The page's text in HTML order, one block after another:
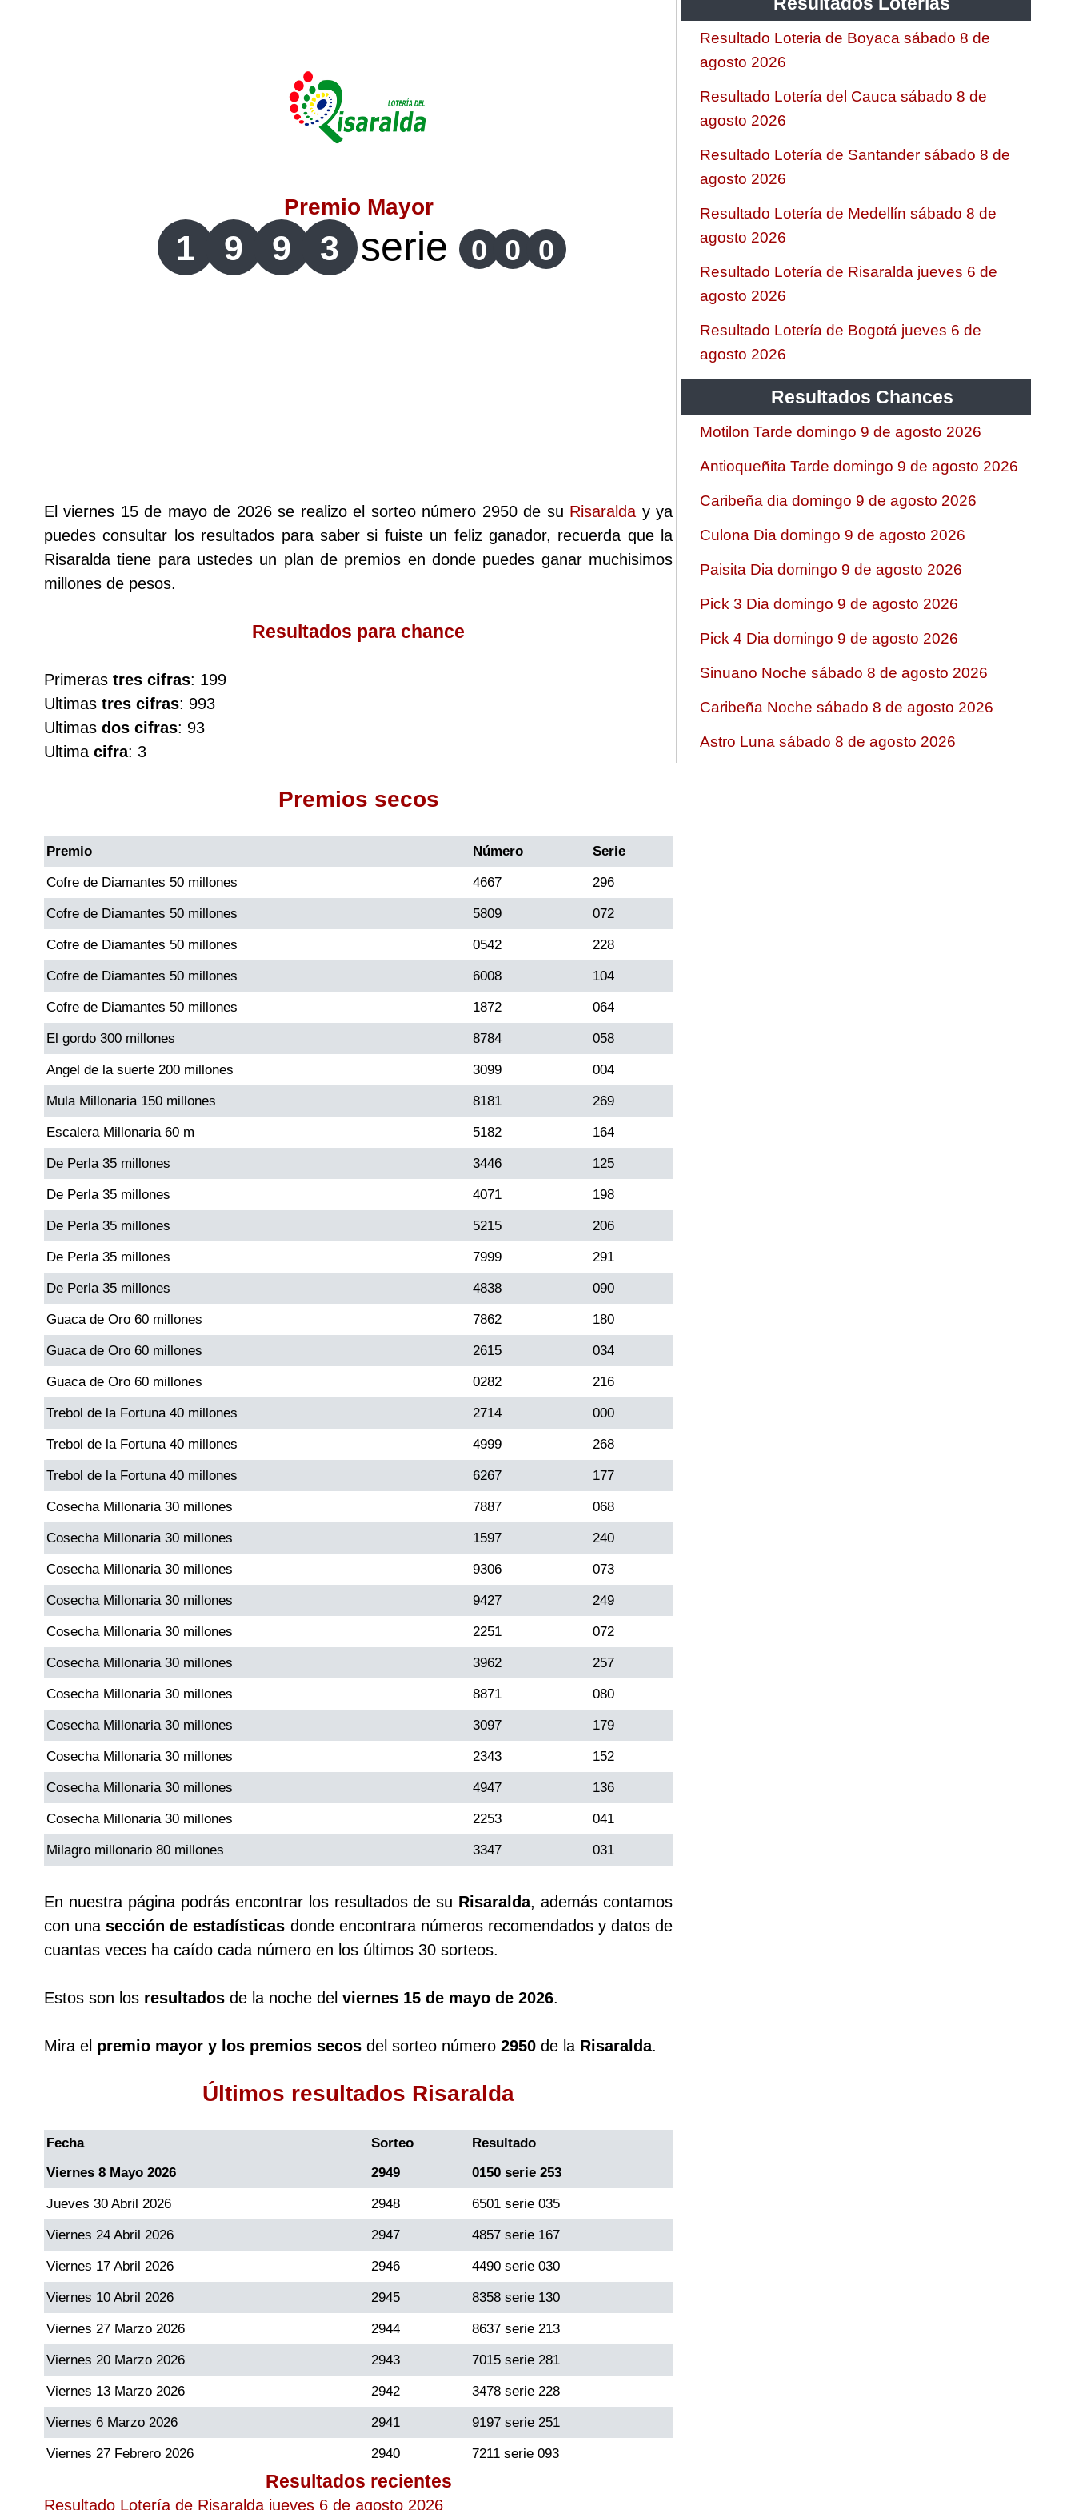
Lotería de Risaralda
Antioqueñita Día
Antioqueñita Tarde
Astro Luna
Cafeterito Tarde
Caribeña Noche
Chontico Día
Chontico Noche
Culona día
Culona noche
Dorado Mañana
Dorado Tarde
Dorado Noche
Fantástica Día
Fantástica Noche
Motilon Tarde
Motilon Noche
Paisita Día
Paisita Noche
Paisita 3
Pick 3 Día
Pick 3 Noche
Pick 4 Día
Pick 4 Noche
Pijao de Oro
Saman de la suerte
Sinuano Noche
Premio Mayor
1 9 9 3 serie 0 0 0
El viernes 15 de mayo de 2026 se realizo el sorteo número 2950 de su Risaralda y ya
puedes consultar los resultados para saber si fuiste un feliz ganador, recuerda que la
Risaralda tiene para ustedes un plan de premios en donde puedes ganar muchisimos
millones de pesos.
Resultados para chance
Primeras tres cifras: 199
Ultimas tres cifras: 993
Ultimas dos cifras: 93
Ultima cifra: 3
Premios secos
Premio Número Serie
Cofre de Diamantes 50 millones 4667 296
Cofre de Diamantes 50 millones 5809 072
Cofre de Diamantes 50 millones 0542 228
Cofre de Diamantes 50 millones 6008 104
Cofre de Diamantes 50 millones 1872 064
El gordo 300 millones 8784 058
Angel de la suerte 200 millones 3099 004
Mula Millonaria 150 millones 8181 269
Escalera Millonaria 60 m 5182 164
De Perla 35 millones 3446 125
De Perla 35 millones 4071 198
De Perla 35 millones 5215 206
De Perla 35 millones 7999 291
De Perla 35 millones 4838 090
Guaca de Oro 60 millones 7862 180
Guaca de Oro 60 millones 2615 034
Guaca de Oro 60 millones 0282 216
Trebol de la Fortuna 40 millones 2714 000
Trebol de la Fortuna 40 millones 4999 268
Trebol de la Fortuna 40 millones 6267 177
Cosecha Millonaria 30 millones 7887 068
Cosecha Millonaria 30 millones 1597 240
Cosecha Millonaria 30 millones 9306 073
Cosecha Millonaria 30 millones 9427 249
Cosecha Millonaria 30 millones 2251 072
Cosecha Millonaria 30 millones 3962 257
Cosecha Millonaria 30 millones 8871 080
Cosecha Millonaria 30 millones 3097 179
Cosecha Millonaria 30 millones 2343 152
Cosecha Millonaria 30 millones 4947 136
Cosecha Millonaria 30 millones 2253 041
Milagro millonario 80 millones 3347 031
En nuestra página podrás encontrar los resultados de su Risaralda, además contamos
con unasección de estadísticas donde encontrara números recomendados y datos de
cuantas veces ha caído cada número en los últimos 30 sorteos.
Estos son los resultados de la noche del viernes 15 de mayo de 2026.
Mira el premio mayor y los premios secos del sorteo número 2950 de la Risaralda.
Últimos resultados Risaralda
Fecha Sorteo
Resultado
Viernes 8 Mayo 2026
2949 0150 serie 253
Jueves 30 Abril 2026 2948 6501 serie 035
Viernes 24 Abril 2026 2947 4857 serie 167
Viernes 17 Abril 2026 2946 4490 serie 030
Viernes 10 Abril 2026 2945 8358 serie 130
Viernes 27 Marzo 2026 2944 8637 serie 213
Viernes 20 Marzo 2026 2943 7015 serie 281
Viernes 13 Marzo 2026 2942 3478 serie 228
Viernes 6 Marzo 2026 2941 9197 serie 251
Viernes 27 Febrero 2026 2940 7211 serie 093
Resultados recientes
Resultado Lotería de Risaralda jueves 6 de agosto 2026
Resultado Loteria de Boyaca sábado 8 de
agosto 2026
Resultado Lotería del Cauca sábado 8 de
agosto 2026
Resultado Lotería de Santander sábado 8 de
agosto 2026
Resultado Lotería de Medellín sábado 8 de
agosto 2026
Resultado Lotería de Risaralda jueves 6 de
agosto 2026
Resultado Lotería de Bogotá jueves 6 de
agosto 2026
Resultados Chances
Motilon Tarde domingo 9 de agosto 2026
Antioqueñita Tarde domingo 9 de agosto 2026
Caribeña dia domingo 9 de agosto 2026
Culona Dia domingo 9 de agosto 2026
Paisita Dia domingo 9 de agosto 2026
Pick 3 Dia domingo 9 de agosto 2026
Pick 4 Dia domingo 9 de agosto 2026
Sinuano Noche sábado 8 de agosto 2026
Caribeña Noche sábado 8 de agosto 2026
Astro Luna sábado 8 de agosto 2026